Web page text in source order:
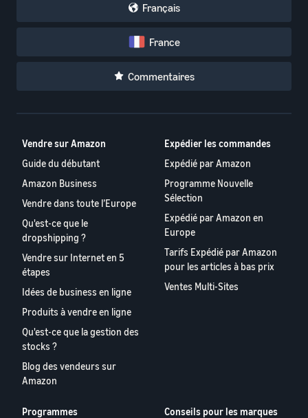
Français
France
Commentaires
Vendre sur Amazon
Guide du débutant
Amazon Business
Vendre dans toute l’Europe
Qu'est-ce que le
dropshipping ?
Vendre sur Internet en 5
étapes
Idées de business en ligne
Produits à vendre en ligne
Qu'est-ce que la gestion des
stocks ?
Blog des vendeurs sur
Amazon
Expédier les commandes
Expédié par Amazon
Programme Nouvelle
Sélection
Expédié par Amazon en
Europe
Tarifs Expédié par Amazon
pour les articles à bas prix
Ventes Multi-Sites
Programmes
Conseils pour les marques